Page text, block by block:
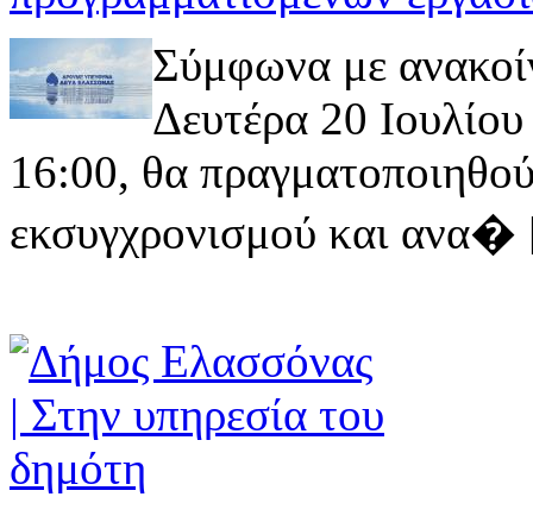
Σύμφωνα με
Δευτέρα 20
16:00, θα
εκσυγχρονισμού και